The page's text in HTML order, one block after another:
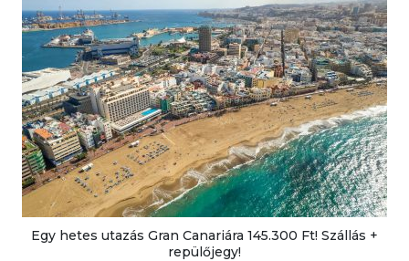
Egy hetes utazás Gran Canariára 145.300 Ft! Szállás +
repülőjegy!